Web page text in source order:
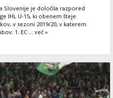
Slovenije je določila razpored
IHL U-15, ki obenem šteje
v sezoni 2019/20, v katerem
1. EC ... več »